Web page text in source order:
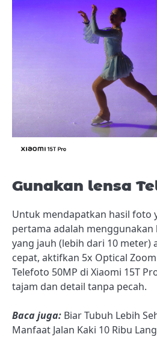
Gunakan lensa
Untuk mendapatkan hasil foto
pertama adalah
yang jauh (lebih dari 10 meter)
cepat, aktifkan 5x Optical
Telefoto 50MP di Xiaomi 15T
tajam dan detail tanpa pecah.
Baca juga: Biar Tubuh Lebih
Manfaat Jalan Kaki 10 Ribu